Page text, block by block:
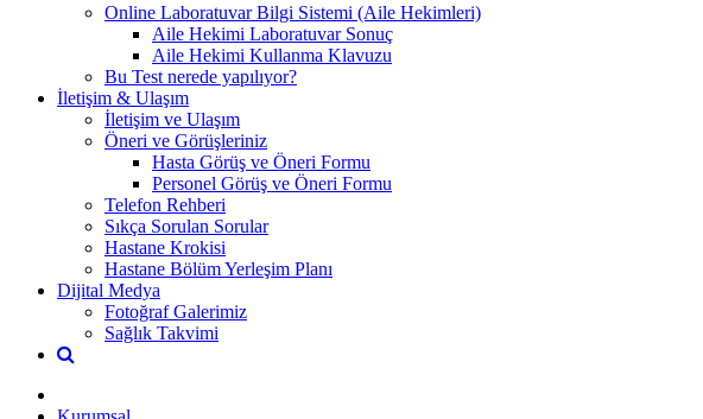
Online Laboratuvar Bilgi Sistemi (Aile Hekimleri)
Aile Hekimi Laboratuvar Sonuç
Aile Hekimi Kullanma Klavuzu
Bu Test nerede yapılıyor?
İletişim & Ulaşım
İletişim ve Ulaşım
Öneri ve Görüşleriniz
Hasta Görüş ve Öneri Formu
Personel Görüş ve Öneri Formu
Telefon Rehberi
Sıkça Sorulan Sorular
Hastane Krokisi
Hastane Bölüm Yerleşim Planı
Dijital Medya
Fotoğraf Galerimiz
Sağlık Takvimi